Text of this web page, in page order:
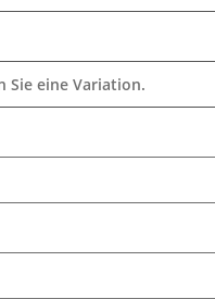
Sie eine Variation.